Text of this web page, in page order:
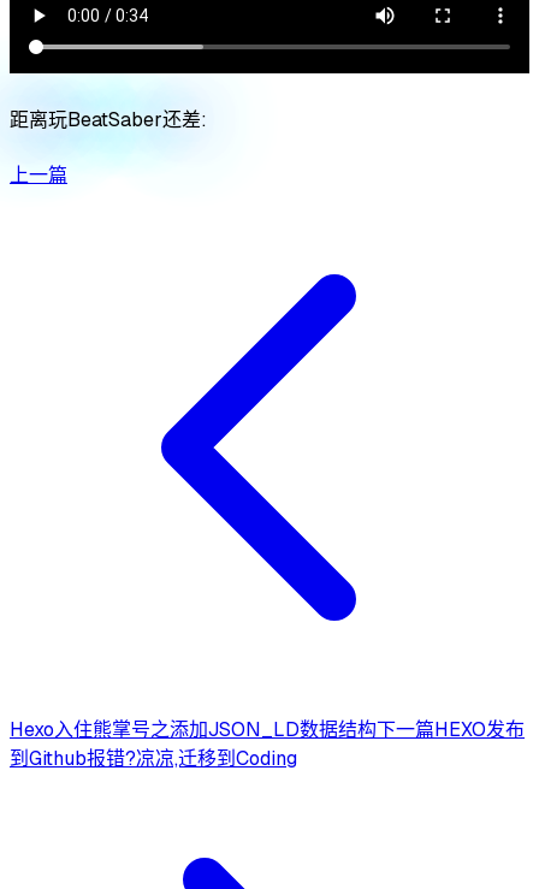
距离玩BeatSaber还差:
上一篇
Hexo入住熊掌号之添加JSON_LD数据结构下一篇HEXO发布
到Github报错?凉凉,迁移到Coding